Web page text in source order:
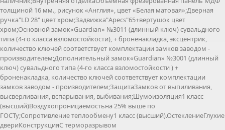
толщиной 16 мм., рисунок «Англия», цвет «Белая матовая»;Дверная
ручка"LD 28" цвет хром;Задвижка"Apecs"65+вертушок цвет
хром;Основной замок«Guardian» №3011 (длинный ключ) сувальдного
типа (4-го класса взломостойкости), + броненакладка, эксцентрик,
количество ключей соответствует комплектации замков заводом -
производителем;Дополнительный замок«Guardian» №3001 (длинный
ключ) сувальдного типа (4-го класса взломостойкости ) +
броненакладка, количество ключей соответствует комплектации
замков заводом - производителем;ЗащитаЗамков от выпиливания,
высверливания, вспарывания, выбивания;Шумоизоляция1 класс
(высший)Воздухопроницаемостьна 25% выше по
ГОСТу;Сопротивление теплообмену1 класс (высший).ОстеклениеГлухие
двериКонструкцияС терморазрывом